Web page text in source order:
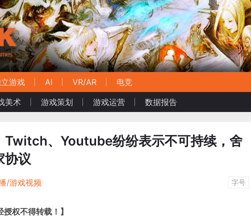
游戏 AI VR/AR
电竞
美术 游戏策划 游戏运营 数据报告
Twitch、Youtube纷纷表示不可持续，舍
协议
/游戏视频 字号
权不得转载！】